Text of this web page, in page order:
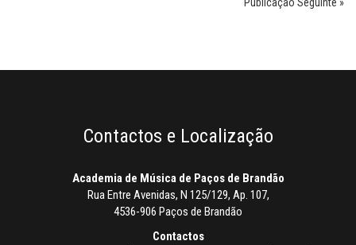
Publicação Seguinte »
Contactos e Localização
Academia de Música de Paços de Brandão
Rua Entre Avenidas, N 125/129, Ap. 107,
4536-906 Paços de Brandão
Contactos